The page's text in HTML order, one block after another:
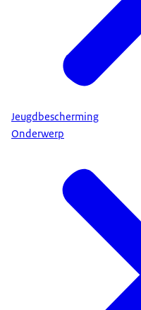
Jeugdbescherming
Onderwerp